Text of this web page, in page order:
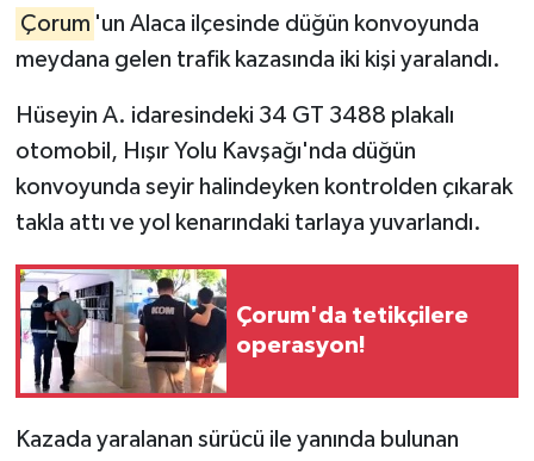
Çorum 'un Alaca ilçesinde düğün konvoyunda
meydana gelen trafik kazasında iki kişi yaralandı.
Hüseyin A. idaresindeki 34 GT 3488 plakalı
otomobil, Hışır Yolu Kavşağı'nda düğün
konvoyunda seyir halindeyken kontrolden çıkarak
takla attı ve yol kenarındaki tarlaya yuvarlandı.
Çorum'da tetikçilere
operasyon!
Kazada yaralanan sürücü ile yanında bulunan